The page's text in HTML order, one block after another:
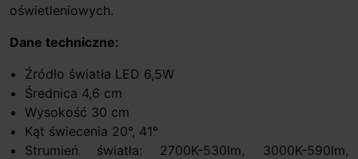
oświetleniowych.
Dane techniczne:
Źródło światła LED 6,5W
Średnica 4,6 cm
Wysokość 30 cm
Kąt świecenia 20°, 41°
Strumień światła: 2700K-530lm, 3000K-590lm,